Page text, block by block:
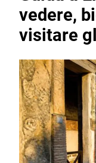
vedere,
visitare